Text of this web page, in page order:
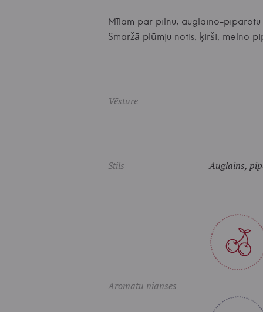
Mīlam par pilnu, auglaino-piparotu
Smaržā plūmju notis, ķirši, melno
Vēsture ...
Stils Auglains,
Aromātu nianses